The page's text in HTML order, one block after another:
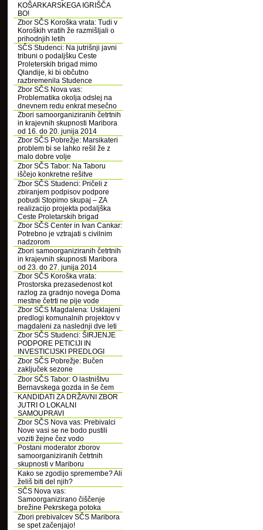
KOŠARKARSKEGA IGRIŠČA
BO!
Zbor SČS Koroška vrata: Tudi v
Koroških vratih že razmišljali o
prihodnjih letih
SČS Studenci: Na jutrišnji javni
tribuni o podaljšku Ceste
Proleterskih brigad mimo
Qlandije, ki bi občutno
razbremenila Studence
Zbor SČS Nova vas:
Problematika okolja odslej na
dnevnem redu enkrat mesečno
Zbori samoorganiziranih četrtnih
in krajevnih skupnosti Maribora
od 16. do 20. junija 2014
Zbor SČS Pobrežje: Marsikateri
problem bi se lahko rešil že z
malo dobre volje
Zbor SČS Tabor: Na Taboru
iščejo konkretne rešitve
Zbor SČS Studenci: Pričeli z
zbiranjem podpisov podpore
pobudi Stopimo skupaj – ZA
realizacijo projekta podaljška
Ceste Proletarskih brigad
Zbor SČS Center in Ivan Cankar:
Potrebno je vztrajati s civilnim
nadzorom
Zbori samoorganiziranih četrtnih
in krajevnih skupnosti Maribora
od 23. do 27. junija 2014
Zbor SČS Koroška vrata:
Prostorska prezasedenost kot
razlog za gradnjo novega Doma
mestne četrti ne pije vode
Zbor SČS Magdalena: Usklajeni
predlogi komunalnih projektov v
magdaleni za naslednji dve leti
Zbor SČS Studenci: ŠIRJENJE
PODPORE PETICIJI IN
INVESTICIJSKI PREDLOGI
Zbor SČS Pobrežje: Bučen
zaključek sezone
Zbor SČS Tabor: O lastništvu
Bernavskega gozda in še čem
KANDIDATI ZA DRŽAVNI ZBOR
JUTRI O LOKALNI
SAMOUPRAVI
Zbor SČS Nova vas: Prebivalci
Nove vasi se ne bodo pustili
voziti žejne čez vodo
Postani moderator zborov
samoorganiziranih četrtnih
skupnosti v Mariboru
Kako se zgodijo spremembe? Ali
želiš biti del njih?
SČS Nova vas:
Samoorganizirano čiščenje
brežine Pekrskega potoka
Zbori prebivalcev SČS Maribora
se spet začenjajo!